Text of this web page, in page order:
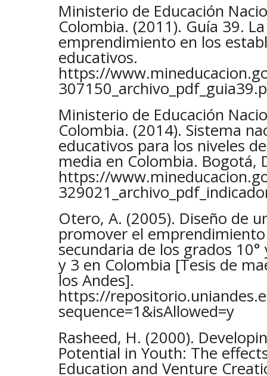
Ministerio de Educación
Colombia. (2011). Guía 39.
emprendimiento en los
educativos.
https://
Ministerio de Educación
Colombia. (2014). Sistema
educativos para los niveles
media en Colombia. Bogotá,
https://
Otero, A. (2005). Diseño de
promover el
secundaria de los grados
y 3 en Colombia [Tesis de
los Andes].
https://
sequence=1&isAllowed=y
Rasheed, H. (2000).
Potential in Youth: The
Education and Venture